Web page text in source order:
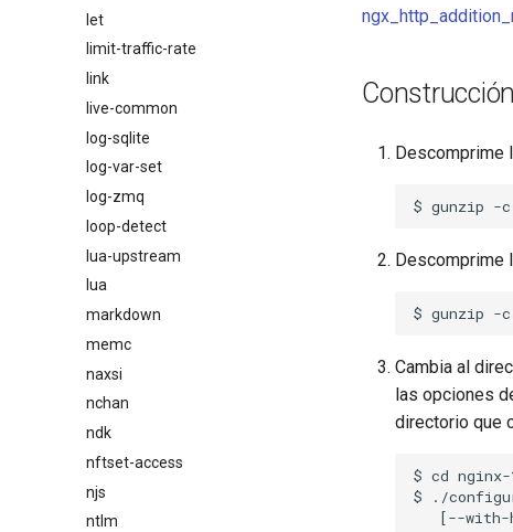
let
limit-traffic-rate
link
live-common
log-sqlite
log-var-set
log-zmq
loop-detect
lua-upstream
lua
markdown
memc
naxsi
nchan
ndk
nftset-access
njs
ntlm
Construcción
Descomprime
Descomprime
Cambia al
las opciones
directorio que
$ cd
$ ./